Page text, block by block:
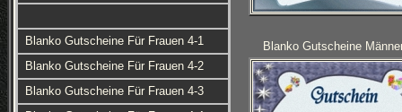
Blanko Gutscheine Für Frauen 4-1
Blanko Gutscheine Für Frauen 4-2
Blanko Gutscheine Für Frauen 4-3
Blanko Gutscheine